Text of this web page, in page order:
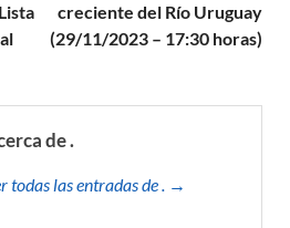
creciente del Río Uruguay
(29/11/2023 – 17:30 horas)
de .
todas las entradas de . →